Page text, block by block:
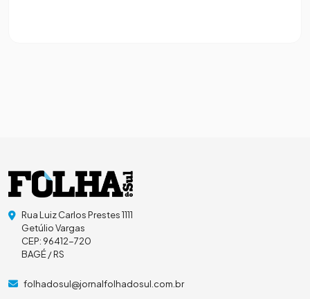
Rua Luiz Carlos Prestes 1111
Getúlio Vargas
CEP: 96412-720
BAGÉ / RS
folhadosul@jornalfolhadosul.com.br